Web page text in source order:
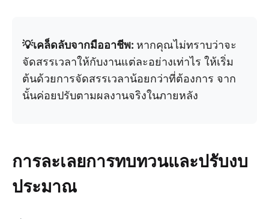
💡เคล็ดลับจากมืออาชีพ: หากคุณไม่ทราบว่าจะ
จัดสรรเวลาให้กับงานแต่ละอย่างเท่าไร ให้เริ่ม
ต้นด้วยการจัดสรรเวลาน้อยกว่าที่ต้องการ จาก
นั้นค่อยปรับตามผลงานจริงในภายหลัง
การละเลยการทบทวนและปรับงบ
ประมาณ